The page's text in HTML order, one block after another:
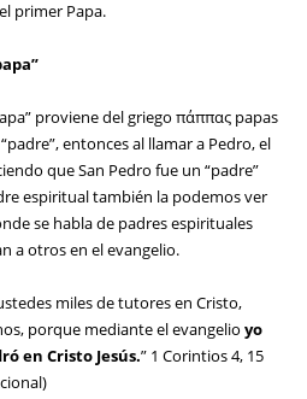
primer Papa.
proviene del griego πάππας papas
entonces al llamar a Pedro, el
que San Pedro fue un “padre”
espiritual también la podemos ver
se habla de padres espirituales
a otros en el evangelio.
miles de tutores en Cristo,
porque mediante el evangelio yo
en Cristo Jesús.” 1 Corintios 4, 15